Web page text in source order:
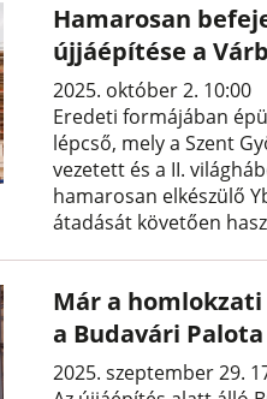
Hamarosan
újjáépítése a
2025. október 2. 10:00
Eredeti formájában
lépcső, mely a Szent
vezetett és a II.
hamarosan elkészülő
átadását követően
Már a
a Budavári
2025. szeptember 29.